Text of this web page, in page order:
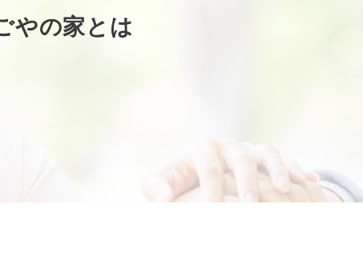
やの家とは